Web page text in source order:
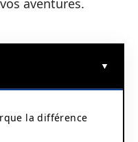
aventures.
la différence